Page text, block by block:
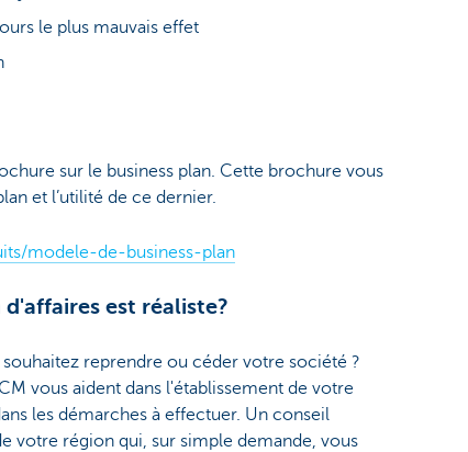
le plus mauvais effet
sur le business plan. Cette brochure vous
et l’utilité de ce dernier.
modele-de-business-plan
est réaliste?
reprendre ou céder votre société ?
vous aident dans l'établissement de votre
les démarches à effectuer. Un conseil
votre région qui, sur simple demande, vous